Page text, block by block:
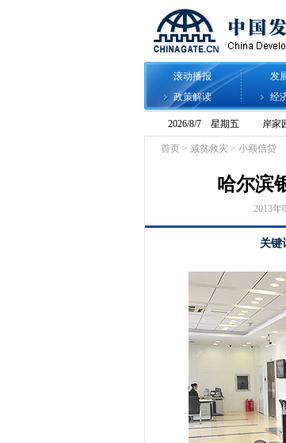
滚动播报 发
政策解读
经
首页 > 减贫救灾 > 小额信贷
哈尔滨
2013年
关键